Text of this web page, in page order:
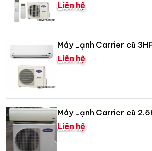
Liên hệ
Máy Lạnh Carrier cũ
Liên hệ
Máy Lạnh Carrier cũ
Liên hệ